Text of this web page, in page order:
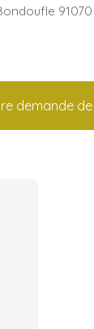
91070
demande